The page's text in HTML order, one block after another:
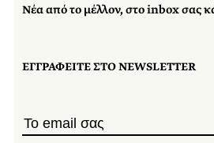
Νέα από το μέλλον, στο inbox σας
ΕΓΓΡΑΦΕΙΤΕ ΣΤΟ NEWSLETTER